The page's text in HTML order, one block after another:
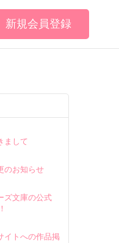
新規会員登録
まして
のお知らせ
ズ文庫の公式
トへの作品掲